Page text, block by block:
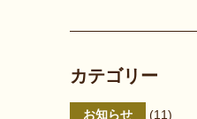
カテゴリー
お知らせ
(11)